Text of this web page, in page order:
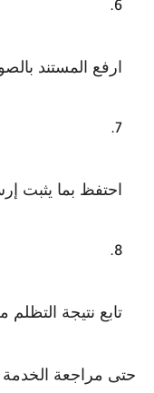
ارفع المستند
احتفظ بما يثبت
تابع نتيجة
حتى مراجعة